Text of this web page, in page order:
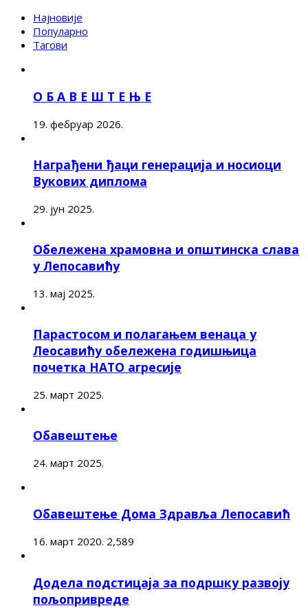
Најновије
Популарно
Тагови
О Б А В Е Ш Т Е Њ Е
19. фебруар 2026.
Награђени ђаци генерација и носиоци
Вукових диплома
29. јун 2025.
Обележена храмовна и општинска слава
у Лепосавићу
13. мај 2025.
Парастосом и полагањем венаца у
Леосавићу обележена годишњица
почетка НАТО агресије
25. март 2025.
Обавештење
24. март 2025.
Обавештење Дома Здравља Лепосавић
16. март 2020. 2,589
Додела подстицаја за подршку развоју
пољопривреде